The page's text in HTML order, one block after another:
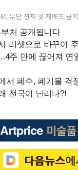
무단 전재 및 재배포 금지